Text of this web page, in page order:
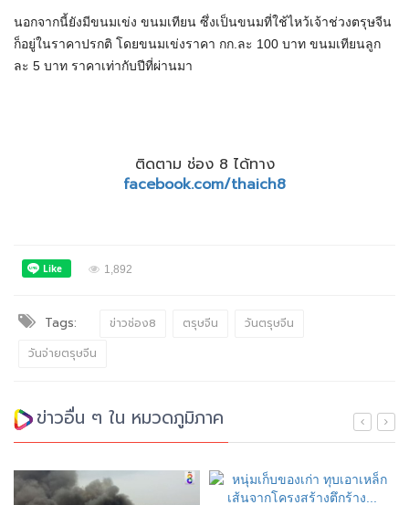
นอกจากนี้ยังมีขนมเข่ง ขนมเทียน ซึ่งเป็นขนมที่ใช้ไหว้เจ้าช่วงตรุษจีน
ก็อยู่ในราคาปรกติ โดยขนมเข่งราคา กก.ละ 100 บาท ขนมเทียนลูก
ละ 5 บาท ราคาเท่ากับปีที่ผ่านมา
ติดตาม ช่อง 8 ได้ทาง
facebook.com/thaich8
1,892
Tags: ข่าวช่อง8 ตรุษจีน
วันตรุษจีน
วันจ่ายตรุษจีน
ข่าวอื่น ๆ ใน หมวดภูมิภาค